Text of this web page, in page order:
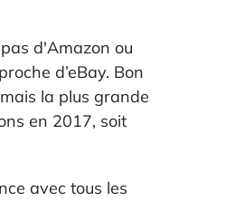
d'Amazon ou
d’eBay. Bon
la plus grande
en 2017, soit
avec tous les